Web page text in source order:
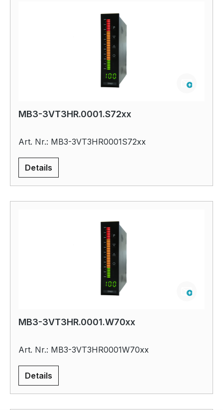
MB3-3VT3HR.0001.S72xx
Art. Nr.: MB3-3VT3HR0001S72xx
Details
MB3-3VT3HR.0001.W70xx
Art. Nr.: MB3-3VT3HR0001W70xx
Details